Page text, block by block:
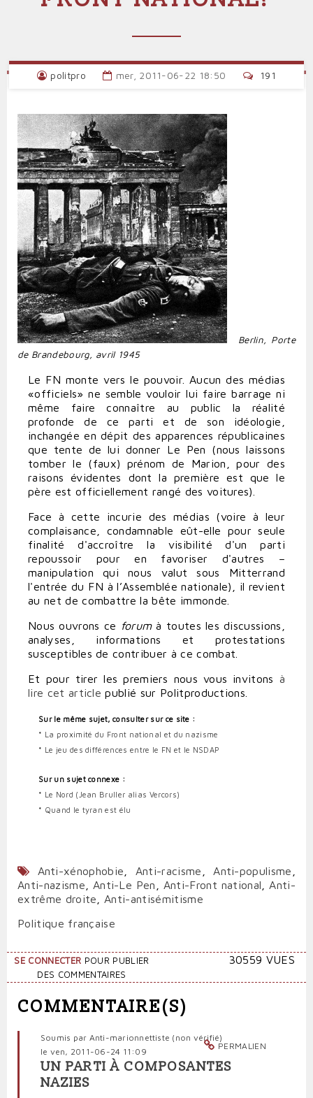
politpro mer, 2011-06-22 18:50 191
Berlin, Porte
de Brandebourg, avril 1945
Le FN monte vers le pouvoir. Aucun des médias
«officiels» ne semble vouloir lui faire barrage ni
même faire connaître au public la réalité
profonde de ce parti et de son idéologie,
inchangée en dépit des apparences républicaines
que tente de lui donner Le Pen (nous laissons
tomber le (faux) prénom de Marion, pour des
raisons évidentes dont la première est que le
père est officiellement rangé des voitures).
Face à cette incurie des médias (voire à leur
complaisance, condamnable eût-elle pour seule
finalité d'accroître la visibilité d'un parti
repoussoir pour en favoriser d'autres –
manipulation qui nous valut sous Mitterrand
l'entrée du FN à l’Assemblée nationale), il revient
au net de combattre la bête immonde.
Nous ouvrons ce forumà toutes les discussions,
analyses, informations et protestations
susceptibles de contribuer à ce combat.
Et pour tirer les premiers nous vous invitons à
lire cet article publié sur Politproductions.
Sur le même sujet, consulter sur ce site :
* La proximité du Front national et du nazisme
* Le jeu des différences entre le FN et le NSDAP
Sur un sujet connexe :
* Le Nord (Jean Bruller alias Vercors)
* Quand le tyran est élu
Anti-xénophobie Anti-racisme Anti-populisme
Anti-nazisme
Anti-Le Pen Anti-Front national
Anti-
extrême droite
Anti-antisémitisme
Politique française
SE CONNECTER POUR PUBLIER
DES COMMENTAIRES
30559 VUES
COMMENTAIRE(S)
PERMALIEN
Soumis par Anti-marionnettiste (non vérifié)
le ven, 2011-06-24 11:09
UN PARTI À COMPOSANTES
NAZIES